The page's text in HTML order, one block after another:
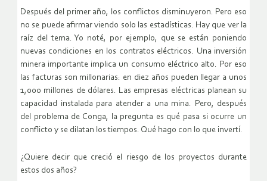
Después del primer año, los conflictos disminuyeron. Pero eso
no se puede afirmar viendo solo las estadísticas. Hay que ver la
raíz del tema. Yo noté, por ejemplo, que se están poniendo
nuevas condiciones en los contratos eléctricos. Una inversión
minera importante implica un consumo eléctrico alto. Por eso
las facturas son millonarias: en diez años pueden llegar a unos
1,000 millones de dólares. Las empresas eléctricas planean su
capacidad instalada para atender a una mina. Pero, después
del problema de Conga, la pregunta es qué pasa si ocurre un
conflicto y se dilatan los tiempos. Qué hago con lo que invertí.
¿Quiere decir que creció el riesgo de los proyectos durante
estos dos años?